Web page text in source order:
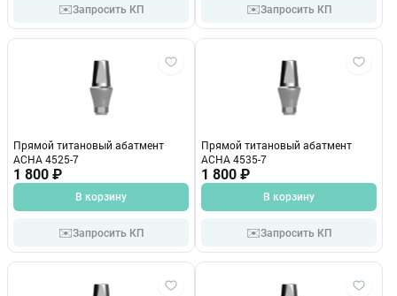
✉️Запросить КП ✉️Запросить КП
Прямой титановый абатмент
ACHA 4525-7
1 800 ₽
В корзину
✉️Запросить КП
Прямой титановый абатмент
ACHA 4535-7
1 800 ₽
В корзину
✉️Запросить КП